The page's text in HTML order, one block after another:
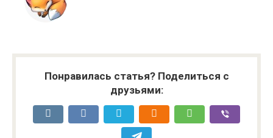
Понравилась статья? Поделиться с
друзьями: